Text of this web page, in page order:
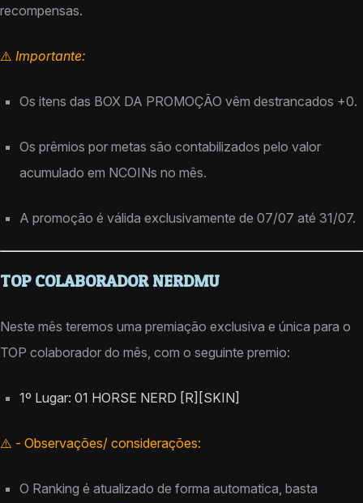
recompensas.
⚠️ Importante:
Os itens das BOX DA PROMOÇÃO vêm destrancados +0.
Os prêmios por metas são contabilizados pelo valor
acumulado em NCOINs no mês.
A promoção é válida exclusivamente de 07/07 até 31/07.
TOP COLABORADOR NERDMU
Neste mês teremos uma premiação exclusiva e única para o
TOP colaborador do mês, com o seguinte premio:
1º Lugar: 01 HORSE NERD [R][SKIN]
⚠️ - Observações/ considerações:
O Ranking é atualizado de forma automatica, basta